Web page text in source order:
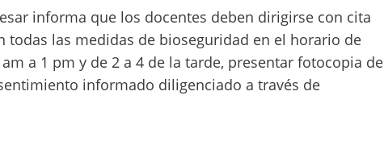
informa que los docentes deben dirigirse con cita
todas las medidas de bioseguridad en el horario de
a 1 pm y de 2 a 4 de la tarde, presentar fotocopia de
informado diligenciado a través de